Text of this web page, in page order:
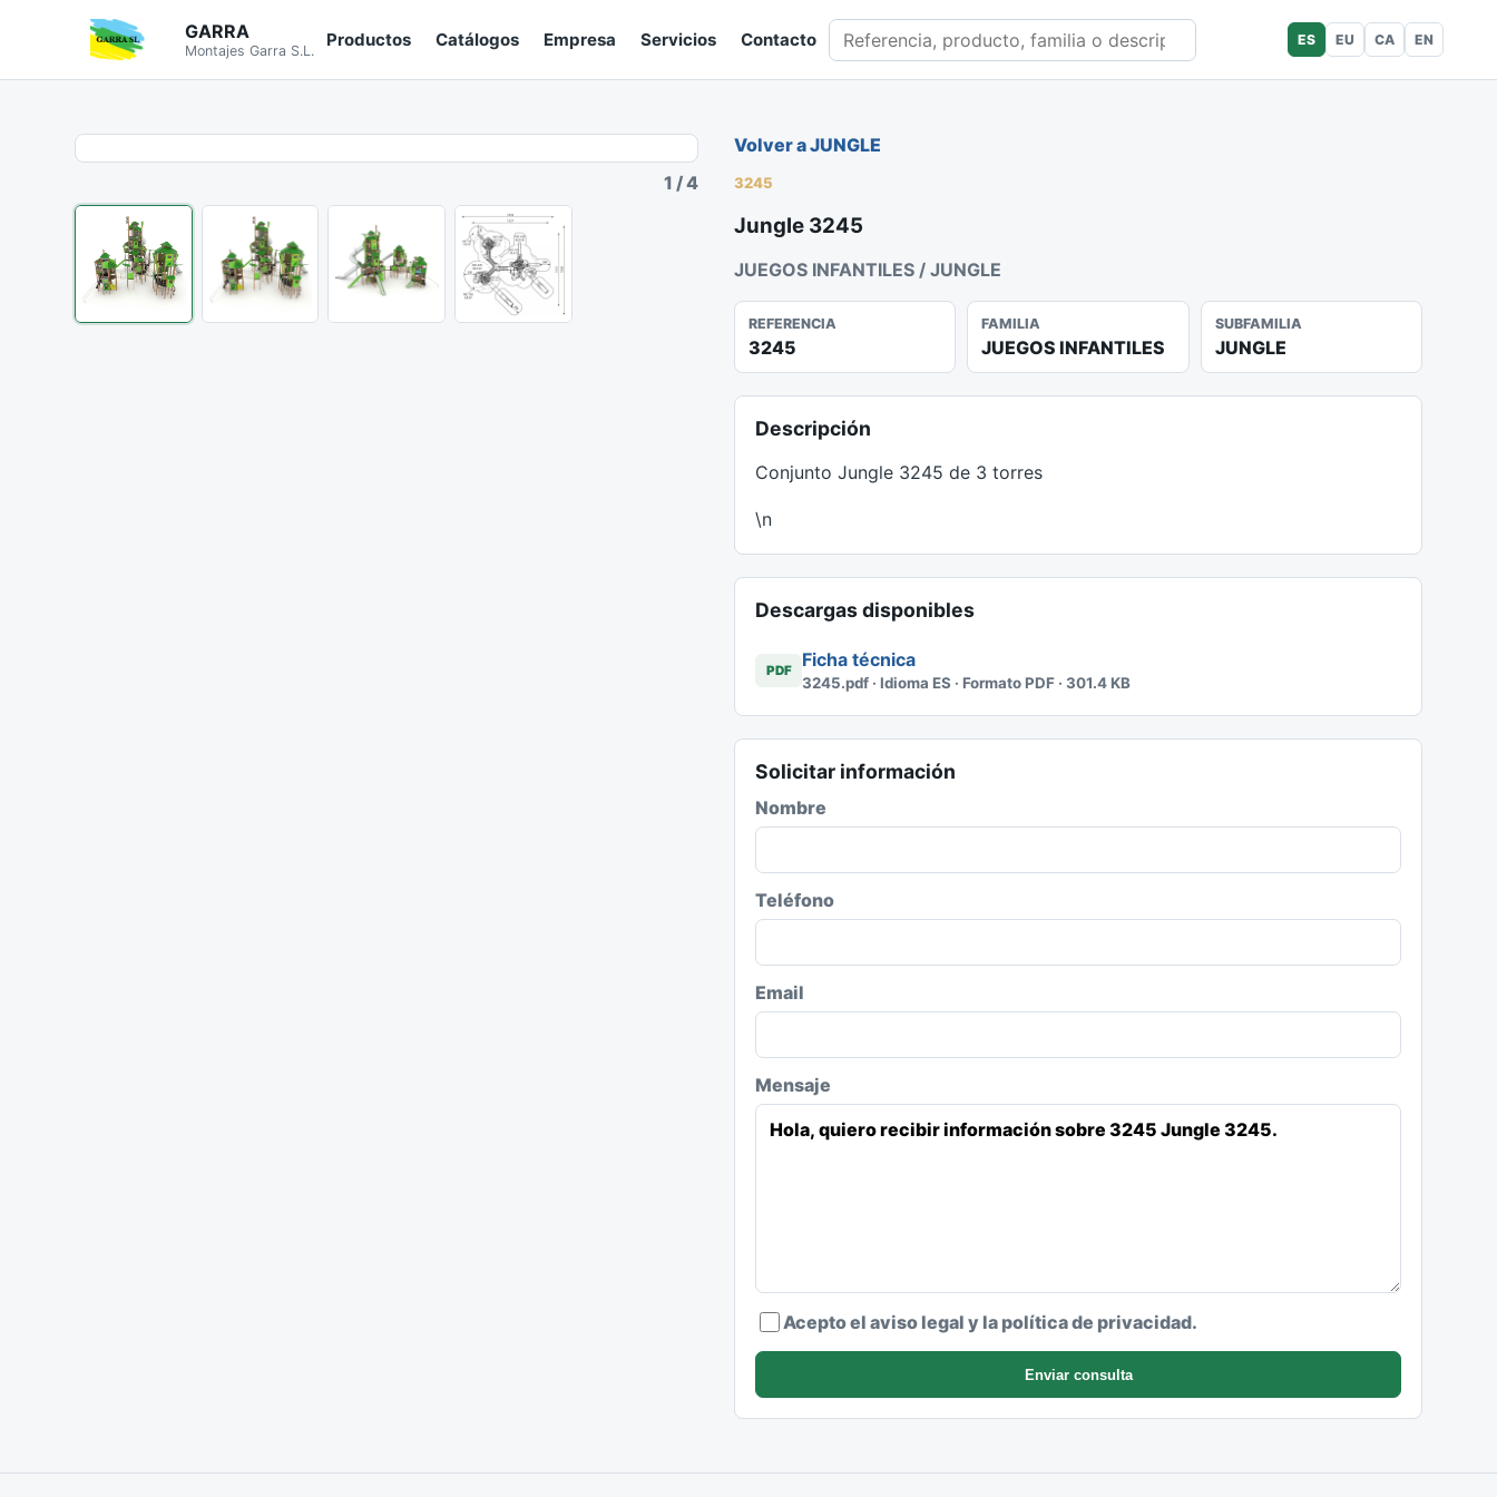
GARRA
Montajes Garra S.L.
Productos Catálogos Empresa Servicios Contacto Buscar en catálogo ES EU CA EN
1 /4
Volver a JUNGLE
3245
Jungle 3245
JUEGOS INFANTILES / JUNGLE
REFERENCIA
3245
FAMILIA
JUEGOS INFANTILES
SUBFAMILIA
JUNGLE
Descripción
Conjunto Jungle 3245 de 3 torres
\n
Descargas disponibles
PDF Ficha técnica
3245.pdf · Idioma ES · Formato PDF · 301.4 KB
Solicitar información
Nombre
Teléfono
Email
Mensaje
Acepto el aviso legal y la política de privacidad.
Enviar consulta